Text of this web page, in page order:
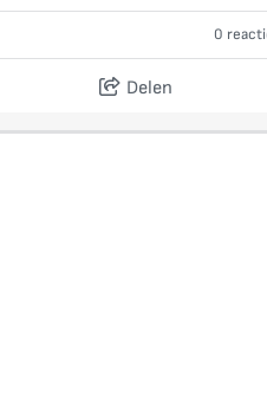
0
Delen